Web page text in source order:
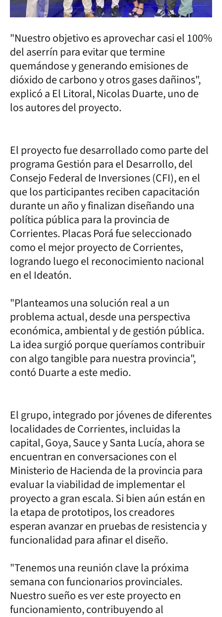
"Nuestro objetivo es aprovechar casi el 100%
del aserrín para evitar que termine
quemándose y generando emisiones de
dióxido de carbono y otros gases dañinos",
explicó a El Litoral, Nicolas Duarte, uno de
los autores del proyecto.
El proyecto fue desarrollado como parte del
programa Gestión para el Desarrollo, del
Consejo Federal de Inversiones (CFI), en el
que los participantes reciben capacitación
durante un año y finalizan diseñando una
política pública para la provincia de
Corrientes. Placas Porá fue seleccionado
como el mejor proyecto de Corrientes,
logrando luego el reconocimiento nacional
en el Ideatón.
"Planteamos una solución real a un
problema actual, desde una perspectiva
económica, ambiental y de gestión pública.
La idea surgió porque queríamos contribuir
con algo tangible para nuestra provincia",
contó Duarte a este medio.
El grupo, integrado por jóvenes de diferentes
localidades de Corrientes, incluidas la
capital, Goya, Sauce y Santa Lucía, ahora se
encuentran en conversaciones con el
Ministerio de Hacienda de la provincia para
evaluar la viabilidad de implementar el
proyecto a gran escala. Si bien aún están en
la etapa de prototipos, los creadores
esperan avanzar en pruebas de resistencia y
funcionalidad para afinar el diseño.
"Tenemos una reunión clave la próxima
semana con funcionarios provinciales.
Nuestro sueño es ver este proyecto en
funcionamiento, contribuyendo al